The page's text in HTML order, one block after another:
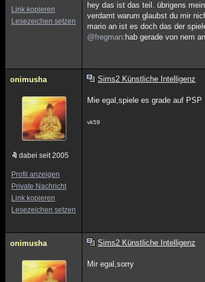
Link kopieren
Lesezeichen setzen
hey das ist das teil. übrigens
verdamt warum glaubst du mir
mario an ist es doch das der
@fregman:hab gerade von nem
onimusha
dabei seit 2005
Profil anzeigen
Private Nachricht
Link kopieren
Lesezeichen setzen
Sims2 Künstliche Intelligenz
Mie egal,spiele es grade auf PSP
vk59
onimusha Sims2 Künstliche Intelligenz
Mir egal,sorry